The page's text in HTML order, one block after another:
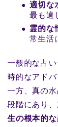
適切な
最も適
霊的な
常生活
一般的な占
時的なアド
一方、真の
段階にあり
生の根本的